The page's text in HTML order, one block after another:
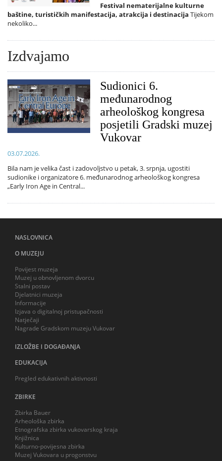
Festival nematerijalne kulturne
baštine, turističkih manifestacija, atrakcija i destinacija Tijekom
nekoliko...
Izdvajamo
Sudionici 6.
međunarodnog
arheološkog kongresa
posjetili Gradski muzej
Vukovar
03.07.2026.
Bila nam je velika čast i zadovoljstvo u petak, 3. srpnja, ugostiti
sudionike i organizatore 6. međunarodnog arheološkog kongresa
„Early Iron Age in Central...
NASLOVNICA
O MUZEJU
Povijest muzeja
Muzej u obnovljenom dvorcu
Stalni postav
Djelatnici muzeja
Informacije
Izjava o digitalnoj pristupačnosti
Natječaji
Nagrade Gradskom muzeju Vukovar
IZLOŽBE I DOGAĐANJA
EDUKACIJA
Pregled edukativnih aktivnosti
ZBIRKE
Zbirka Bauer
Arheološka zbirka
Etnografska zbirka vukovarskog kraja
Knjižnica
Kulturno-povijesna zbirka
Muzej Vukovara u progonstvu